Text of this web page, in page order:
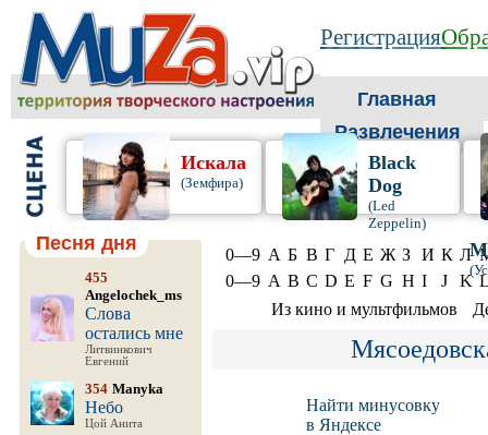
Регистрация
Главная
Развлечения
Искала
(Земфира)
Black
Dog
(Led
Zeppelin)
Песня дня
455
Angelochek_ms
Слова
остались мне
Литвинкович
Евгений
354 Manyka
Небо
Цой Анита
0—9 А Б В Г Д Е Ж З И К Л
0—9 A B C D E F G H I J K
Из кино и мультфильмов
Найти минусовку
в Яндексе